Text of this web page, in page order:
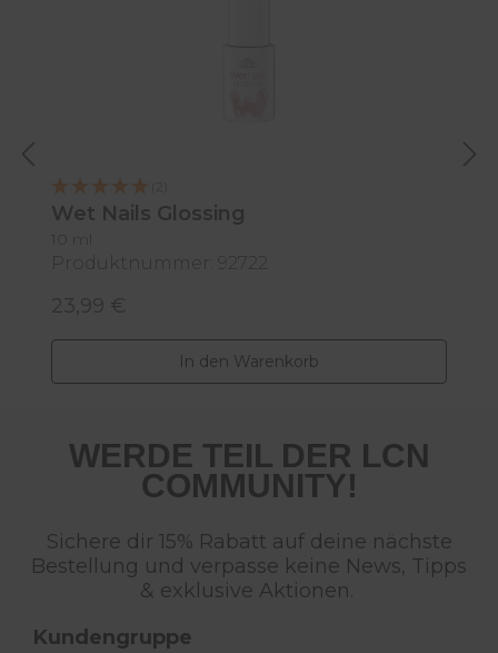
Wet Nails Glossing
Produktnummer: 92722
Regulärer Preis:
23,99 €
In den Warenkorb
WERDE TEIL DER LCN
COMMUNITY!
Sichere dir 15% Rabatt auf deine nächste
Bestellung und verpasse keine News, Tipps
& exklusive Aktionen.
Kundengruppe